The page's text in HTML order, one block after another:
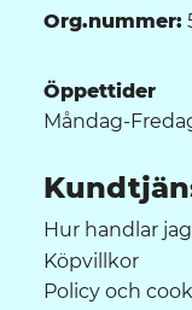
Org.nummer:
Öppettider
Måndag-
Hur handlar
Köpvillkor
Policy och